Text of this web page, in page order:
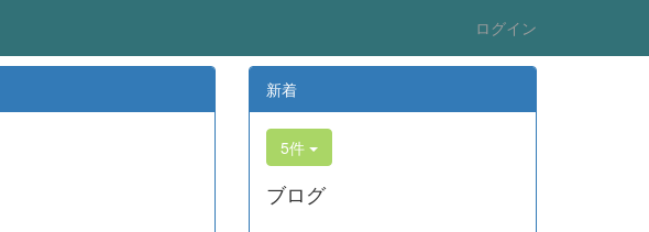
ログイン
新着
5件
ブログ